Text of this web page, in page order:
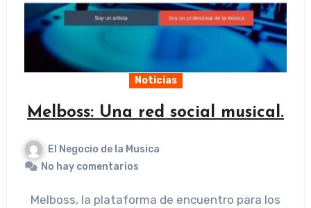
Noticias
Melboss: Una red social musical.
El Negocio de la Musica
No hay comentarios
Melboss, la plataforma de encuentro para los